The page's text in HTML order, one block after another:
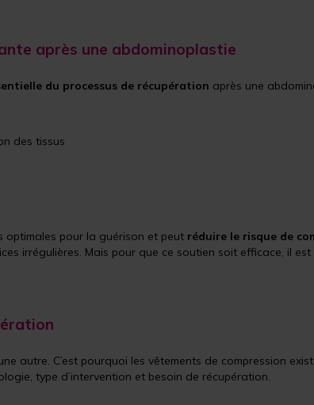
après une abdominoplastie
du processus de récupération après une
des tissus
optimales pour la guérison et peut réduire le risque de
irrégulières. Mais pour que ce soutien soit efficace, il
autre. C’est pourquoi les vêtements de compression
type d’intervention et besoin de récupération.